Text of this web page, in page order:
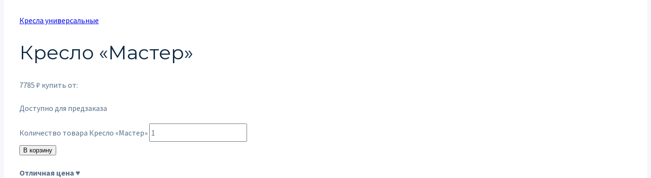
Кресла универсальные
Кресло «Мастер»
7785 ₽ купить от:
Доступно для предзаказа
Количество товара Кресло «Мастер»
В корзину
Отличная цена ♥